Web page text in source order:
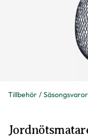
Tillbehör Säsongsvaror